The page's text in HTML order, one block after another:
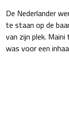
De Nederlander
te staan op de
van zijn plek.
was voor een